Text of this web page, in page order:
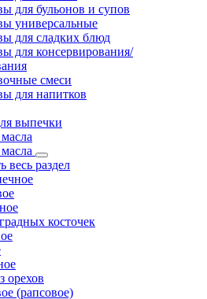
для бульонов и супов
универсальные
для сладких блюд
для консервирования/
смеси
для напитков
выпечки
весь раздел
косточек
орехов
(рапсовое)